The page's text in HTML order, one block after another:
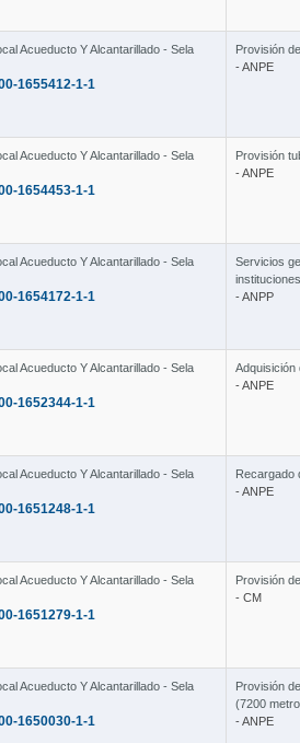
Acueducto Y Alcantarillado - Sela
1655412-1-1
Provisión
- ANPE
Acueducto Y Alcantarillado - Sela
1654453-1-1
Provisión
- ANPE
Acueducto Y Alcantarillado - Sela
1654172-1-1
Servicios
- ANPP
Acueducto Y Alcantarillado - Sela
1652344-1-1
Adquisición
- ANPE
Acueducto Y Alcantarillado - Sela
1651248-1-1
Recargado
- ANPE
Acueducto Y Alcantarillado - Sela
1651279-1-1
Provisión
- CM
Acueducto Y Alcantarillado - Sela
1650030-1-1
Provisión
(7200
- ANPE